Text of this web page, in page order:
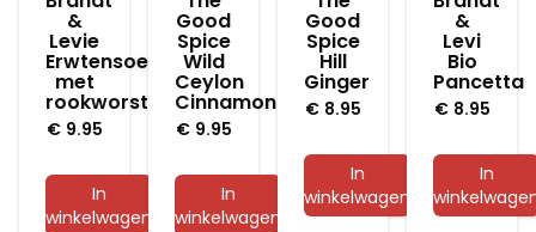
&
Levie
Erwtensoep
met
rookworst
€ 9.95
In
winkelwagen
Good
Spice
Wild
Ceylon
Cinnamon
€ 9.95
In
winkelwagen
Good
Spice
Hill
Ginger
€ 8.95
In
winkelwagen
&
Levi
Bio
Pancetta
€ 8.95
In